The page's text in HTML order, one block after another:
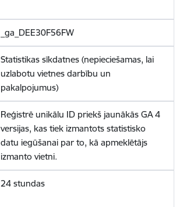
_ga_DEE30F56FW
Statistikas sīkdatnes (nepieciešamas, lai
uzlabotu vietnes darbību un
pakalpojumus)
Reģistrē unikālu ID priekš jaunākās GA 4
versijas, kas tiek izmantots statistisko
datu iegūšanai par to, kā apmeklētājs
izmanto vietni.
24 stundas